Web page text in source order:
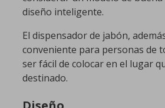
diseño inteligente.
El dispensador de jabón,
conveniente para personas de
ser fácil de colocar en el lugar
destinado.